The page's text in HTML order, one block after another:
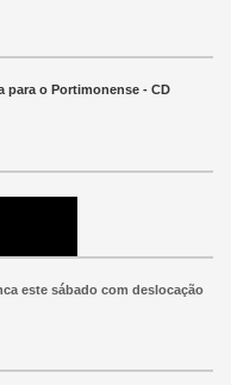
para o Portimonense - CD
este sábado com deslocação